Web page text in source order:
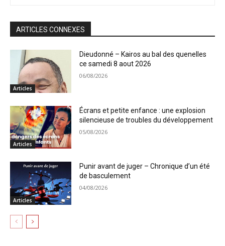
ARTICLES CONNEXES
Articles
Dieudonné – Kairos au bal des quenelles
ce samedi 8 aout 2026
06/08/2026
Articles
Écrans et petite enfance : une explosion
silencieuse de troubles du développement
05/08/2026
Articles
Punir avant de juger – Chronique d’un été
de basculement
04/08/2026